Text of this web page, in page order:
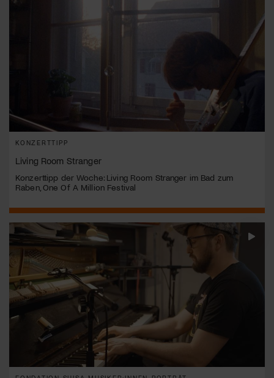
KONZERTTIPP
Living Room Stranger
Konzerttipp der Woche: Living Room Stranger im Bad zum
Raben, One Of A Million Festival